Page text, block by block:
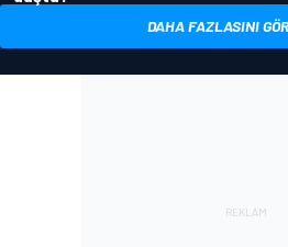
DAHA FAZLASINI